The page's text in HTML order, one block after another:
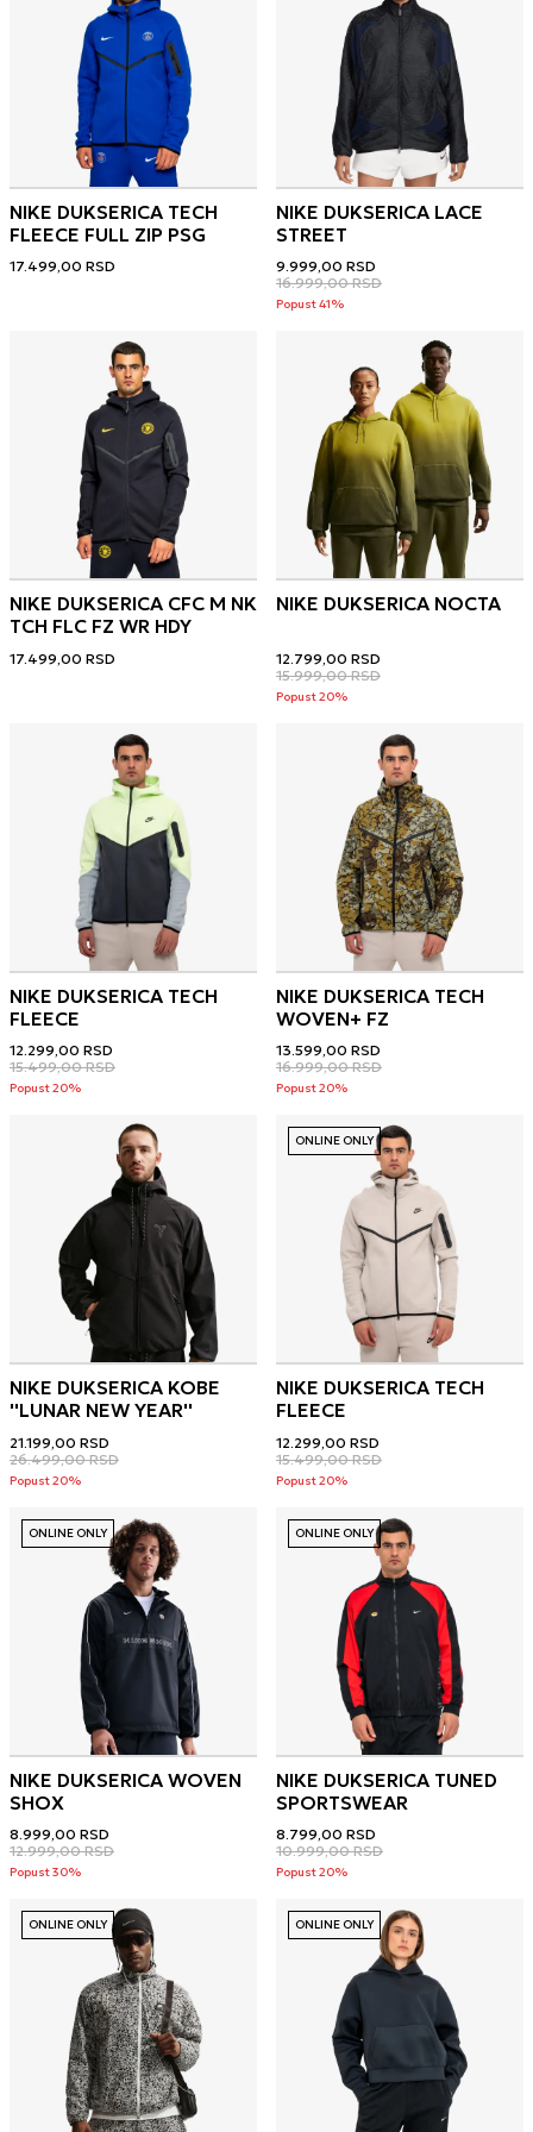
NIKE DUKSERICA TECH
FLEECE FULL ZIP PSG
17.499,00 RSD
NIKE DUKSERICA LACE
STREET
9.999,00 RSD
16.999,00 RSD
Popust 41%
NIKE DUKSERICA CFC M NK
TCH FLC FZ WR HDY
17.499,00 RSD
NIKE DUKSERICA NOCTA
12.799,00 RSD
15.999,00 RSD
Popust 20%
NIKE DUKSERICA TECH
FLEECE
12.299,00 RSD
15.499,00 RSD
Popust 20%
NIKE DUKSERICA TECH
WOVEN+ FZ
13.599,00 RSD
16.999,00 RSD
Popust 20%
NIKE DUKSERICA KOBE
''LUNAR NEW YEAR''
21.199,00 RSD
26.499,00 RSD
Popust 20%
ONLINE ONLY
NIKE DUKSERICA TECH
FLEECE
12.299,00 RSD
15.499,00 RSD
Popust 20%
ONLINE ONLY
NIKE DUKSERICA WOVEN
SHOX
8.999,00 RSD
12.999,00 RSD
Popust 30%
ONLINE ONLY
NIKE DUKSERICA TUNED
SPORTSWEAR
8.799,00 RSD
10.999,00 RSD
Popust 20%
ONLINE ONLY ONLINE ONLY